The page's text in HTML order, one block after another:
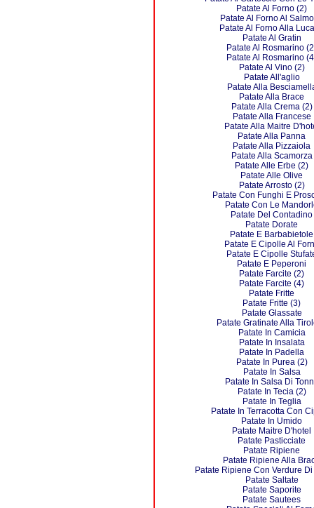
Patate Al Forno (2)
Patate Al Forno Al
Patate Al Forno Alla
Patate Al Gratin
Patate Al Rosmarino
Patate Al Rosmarino
Patate Al Vino (2)
Patate All'aglio
Patate Alla
Patate Alla Brace
Patate Alla Crema (2)
Patate Alla Francese
Patate Alla Maitre
Patate Alla Panna
Patate Alla Pizzaiola
Patate Alla Scamorza
Patate Alle Erbe (2)
Patate Alle Olive
Patate Arrosto (2)
Patate Con Funghi E
Patate Con Le
Patate Del Contadino
Patate Dorate
Patate E Barbabietole
Patate E Cipolle Al
Patate E Cipolle
Patate E Peperoni
Patate Farcite (2)
Patate Farcite (4)
Patate Fritte
Patate Fritte (3)
Patate Glassate
Patate Gratinate Alla
Patate In Camicia
Patate In Insalata
Patate In Padella
Patate In Purea (2)
Patate In Salsa
Patate In Salsa Di
Patate In Tecia (2)
Patate In Teglia
Patate In Terracotta Con
Patate In Umido
Patate Maitre D'hotel
Patate Pasticciate
Patate Ripiene
Patate Ripiene Alla
Patate Ripiene Con Verdure
Patate Saltate
Patate Saporite
Patate Sautees